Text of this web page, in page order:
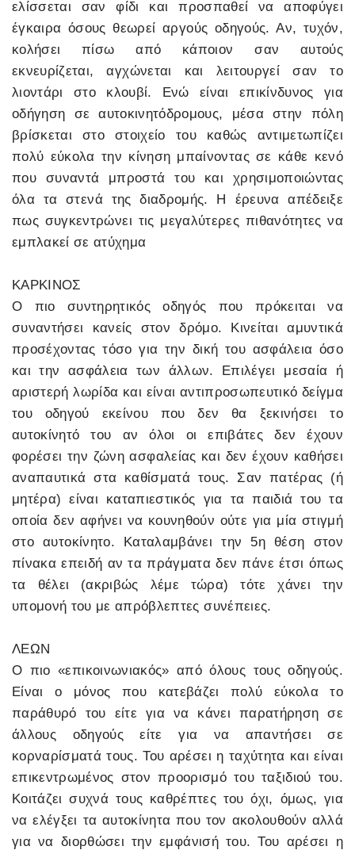
ελίσσεται σαν φίδι και προσπαθεί να αποφύγει
έγκαιρα όσους θεωρεί αργούς οδηγούς. Αν, τυχόν,
κολήσει πίσω από κάποιον σαν αυτούς
εκνευρίζεται, αγχώνεται και λειτουργεί σαν το
λιοντάρι στο κλουβί. Ενώ είναι επικίνδυνος για
οδήγηση σε αυτοκινητόδρομους, μέσα στην πόλη
βρίσκεται στο στοιχείο του καθώς αντιμετωπίζει
πολύ εύκολα την κίνηση μπαίνοντας σε κάθε κενό
που συναντά μπροστά του και χρησιμοποιώντας
όλα τα στενά της διαδρομής. Η έρευνα απέδειξε
πως συγκεντρώνει τις μεγαλύτερες πιθανότητες να
εμπλακεί σε ατύχημα
ΚΑΡΚΙΝΟΣ
Ο πιο συντηρητικός οδηγός που πρόκειται να
συναντήσει κανείς στον δρόμο. Κινείται αμυντικά
προσέχοντας τόσο για την δική του ασφάλεια όσο
και την ασφάλεια των άλλων. Επιλέγει μεσαία ή
αριστερή λωρίδα και είναι αντιπροσωπευτικό δείγμα
του οδηγού εκείνου που δεν θα ξεκινήσει το
αυτοκίνητό του αν όλοι οι επιβάτες δεν έχουν
φορέσει την ζώνη ασφαλείας και δεν έχουν καθήσει
αναπαυτικά στα καθίσματά τους. Σαν πατέρας (ή
μητέρα) είναι καταπιεστικός για τα παιδιά του τα
οποία δεν αφήνει να κουνηθούν ούτε για μία στιγμή
στο αυτοκίνητο. Καταλαμβάνει την 5η θέση στον
πίνακα επειδή αν τα πράγματα δεν πάνε έτσι όπως
τα θέλει (ακριβώς λέμε τώρα) τότε χάνει την
υπομονή του με απρόβλεπτες συνέπειες.
ΛΕΩΝ
Ο πιο «επικοινωνιακός» από όλους τους οδηγούς.
Είναι ο μόνος που κατεβάζει πολύ εύκολα το
παράθυρό του είτε για να κάνει παρατήρηση σε
άλλους οδηγούς είτε για να απαντήσει σε
κορναρίσματά τους. Του αρέσει η ταχύτητα και είναι
επικεντρωμένος στον προορισμό του ταξιδιού του.
Κοιτάζει συχνά τους καθρέπτες του όχι, όμως, για
να ελέγξει τα αυτοκίνητα που τον ακολουθούν αλλά
για να διορθώσει την εμφάνισή του. Του αρέσει η